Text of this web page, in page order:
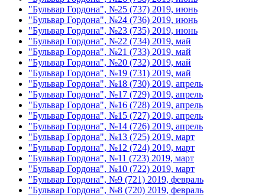
"Бульвар Гордона", №25 (737) 2019, июнь
"Бульвар Гордона", №24 (736) 2019, июнь
"Бульвар Гордона", №23 (735) 2019, июнь
"Бульвар Гордона", №22 (734) 2019, май
"Бульвар Гордона", №21 (733) 2019, май
"Бульвар Гордона", №20 (732) 2019, май
"Бульвар Гордона", №19 (731) 2019, май
"Бульвар Гордона", №18 (730) 2019, апрель
"Бульвар Гордона", №17 (729) 2019, апрель
"Бульвар Гордона", №16 (728) 2019, апрель
"Бульвар Гордона", №15 (727) 2019, апрель
"Бульвар Гордона", №14 (726) 2019, апрель
"Бульвар Гордона", №13 (725) 2019, март
"Бульвар Гордона", №12 (724) 2019, март
"Бульвар Гордона", №11 (723) 2019, март
"Бульвар Гордона", №10 (722) 2019, март
"Бульвар Гордона", №9 (721) 2019, февраль
"Бульвар Гордона", №8 (720) 2019, февраль